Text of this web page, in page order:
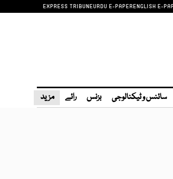
EXPRESS TRIBUNEURDU E-PAPERENGLISH E-
سائنس و ٹیکنالوجی بزنس رائے مزید